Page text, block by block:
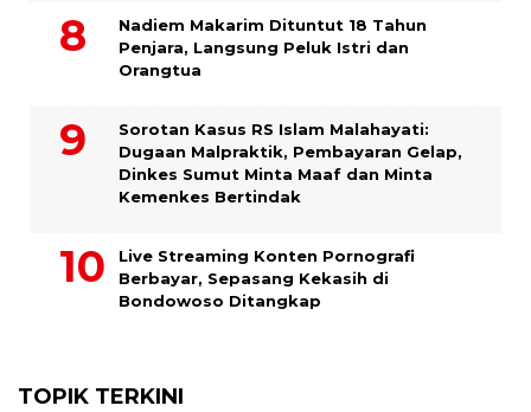
​Nadiem Makarim Dituntut 18 Tahun
Penjara, Langsung Peluk Istri dan
Orangtua
Sorotan Kasus RS Islam Malahayati:
Dugaan Malpraktik, Pembayaran Gelap,
Dinkes Sumut Minta Maaf dan Minta
Kemenkes Bertindak
Live Streaming Konten Pornografi
Berbayar, Sepasang Kekasih di
Bondowoso Ditangkap
TOPIK TERKINI